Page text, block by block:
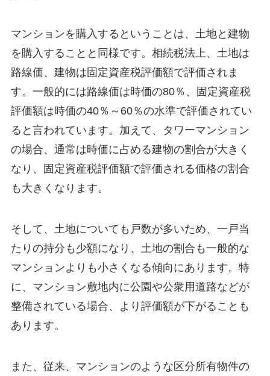
マンションを購入するということは、土地と建物
を購入することと同様です。相続税法上、土地は
路線価、建物は固定資産税評価額で評価されま
す。一般的には路線価は時価の80％、固定資産税
評価額は時価の40％～60％の水準で評価されてい
ると言われています。加えて、タワーマンション
の場合、通常は時価に占める建物の割合が大きく
なり、固定資産税評価額で評価される価格の割合
も大きくなります。
そして、土地についても戸数が多いため、一戸当
たりの持分も少額になり、土地の割合も一般的な
マンションよりも小さくなる傾向にあります。特
に、マンション敷地内に公園や公衆用道路などが
整備されている場合、より評価額が下がることも
あります。
また、従来、マンションのような区分所有物件の